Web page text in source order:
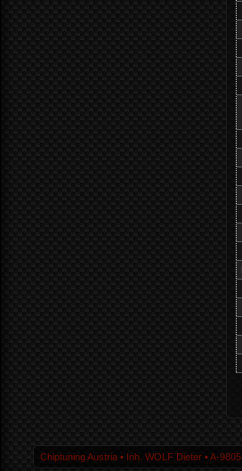
Chiptuning Austria ▪ Inh. WOLF Dieter ▪ A-